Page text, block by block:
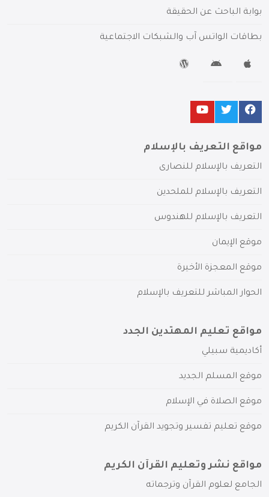
بوابة الباحث عن الحقيقة
بطاقات الواتس آب والشبكات الاجتماعية
مواقع التعريف بالإسلام
التعريف بالإسلام للنصارى
التعريف بالإسلام للملحدين
التعريف بالإسلام للهندوس
موقع الإيمان
موقع المعجزة الأخيرة
الحوار المباشر للتعريف بالإسلام
مواقع تعليم المهتدين الجدد
أكاديمية سبيلي
موقع المسلم الجديد
موقع الصلاة في الإسلام
موقع تعليم تفسير وتجويد القرآن الكريم
مواقع نشر وتعليم القرآن الكريم
الجامع لعلوم القرآن وترجماته